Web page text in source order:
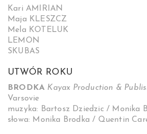
Kari AMIRIAN
Maja KLESZCZ
Mela KOTELUK
LEMON
SKUBAS
UTWÓR ROKU
BRODKA Kayax Production &
Varsovie
muzyka: Bartosz Dziedzic / Monika
słowa: Monika Brodka / Quentin